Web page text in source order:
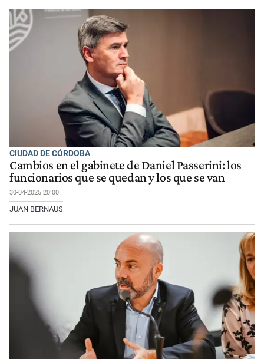
CIUDAD DE CÓRDOBA
Cambios en el gabinete de Daniel Passerini: los
funcionarios que se quedan y los que se van
30-04-2025 20:00
JUAN BERNAUS